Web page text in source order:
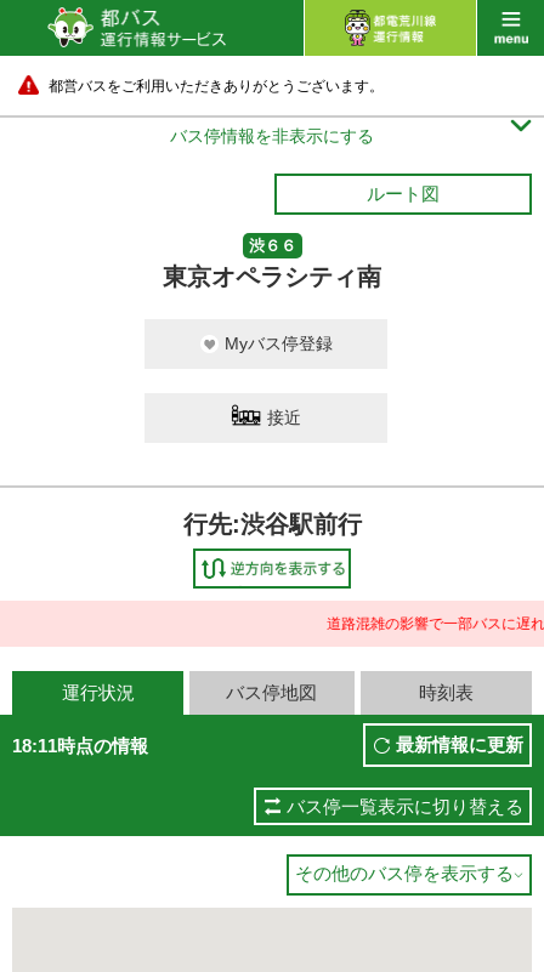
都営バスをご利用いただきありがとうございます。
バス停情報を非表示にする 
ルート図
渋６６
東京オペラシティ南
Myバス停登録
接近
行先:渋谷駅前行
道路混雑の影響で一部バスに遅
運行状況 バス停地図 時刻表
18:11時点の情報 最新情報に更新
バス停一覧表示に切り替える
その他のバス停を表示する 